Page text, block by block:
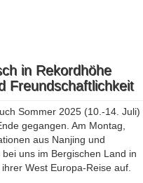
in Rekordhöhe
Freundschaftlichkeit
Sommer 2025 (10.-14. Juli)
gegangen. Am Montag,
aus Nanjing und
uns im Bergischen Land in
West Europa-Reise auf.